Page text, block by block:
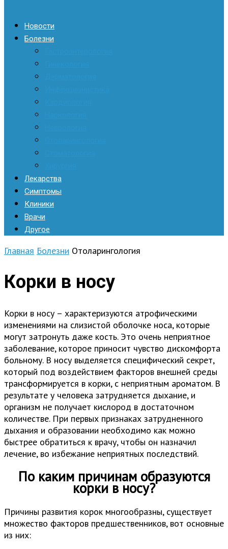
Новости
Болезни
Лекарства
Симптомы
Клиники
Врачи
Другое
Главная Болезни Отоларингология
Корки в носу
Корки в носу – характеризуются атрофическими
изменениями на слизистой оболочке носа, которые
могут затронуть даже кость. Это очень неприятное
заболевание, которое приносит чувство дискомфорта
больному. В носу выделяется специфический секрет,
который под воздействием факторов внешней среды
трансформируется в корки, с неприятным ароматом. В
результате у человека затрудняется дыхание, и
организм не получает кислород в достаточном
количестве. При первых признаках затрудненного
дыхания и образовании необходимо как можно
быстрее обратиться к врачу, чтобы он назначил
лечение, во избежание неприятных последствий.
По каким причинам образуются
корки в носу?
Причины развития корок многообразны, существует
множество факторов предшественников, вот основные
из них: